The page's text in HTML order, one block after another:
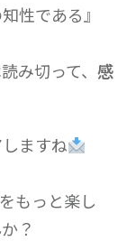
性である』
み切って、 感
ますね
もっと楽し
？